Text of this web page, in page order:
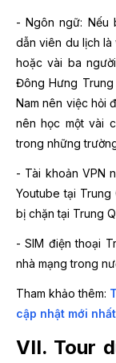
- Ngôn ngữ: Nếu
dẫn viên du lịch là
hoặc vài ba
Đông Hưng
Nam nên việc hỏi
nên học một vài
trong những
- Tài khoản VPN
Youtube tại Trung
bị chặn tại Trung
- SIM điện thoại
nhà mạng trong
Tham khảo thêm:
cập nhật mới
VII. Tour